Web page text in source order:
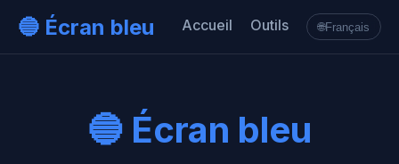
🔵 Écran bleu Accueil Outils 🌐Français
🔵 Écran bleu